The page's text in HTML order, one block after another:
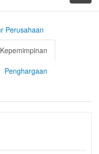
Perusahaan
Penghargaan